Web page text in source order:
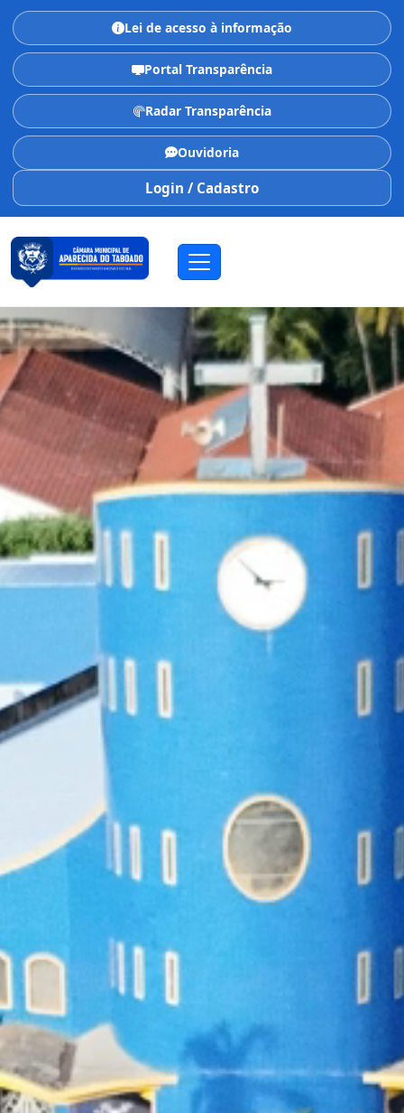
Lei de acesso à informação
Portal Transparência
Radar Transparência
Ouvidoria
Login / Cadastro
CÂMARA MUNICIPAL
Aparecida do Taboado